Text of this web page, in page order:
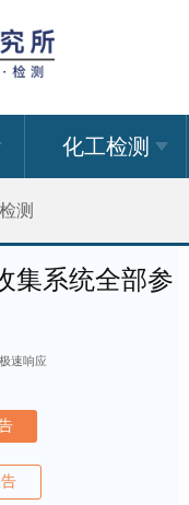
化工检测
测
集系统全部参
速响应